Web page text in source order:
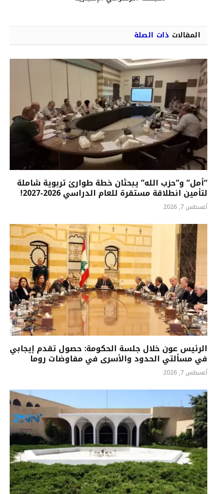
المقالات ذات الصلة
“أمل” و”حزب الله” يبحثان خطة طوارئ تربوية شاملة
لتأمين انطلاقة مستقرة للعام الدراسي 2026-2027!
أغسطس 7, 2026
الرئيس عون خلال جلسة الحكومة: حصول تقدم إيجابي
في مسألتي الحدود والأسرى في مفاوضات روما
أغسطس 7, 2026